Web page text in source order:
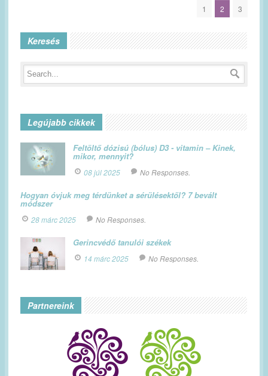
1 2 3
Keresés
Legújabb cikkek
Feltöltő dózisú (bólus) D3 - vitamin – Kinek,
mikor, mennyit?
08 júl 2025 No Responses.
Hogyan óvjuk meg térdünket a sérülésektől? 7 bevált
módszer
28 márc 2025 No Responses.
Gerincvédő tanulói székek
14 márc 2025 No Responses.
Partnereink